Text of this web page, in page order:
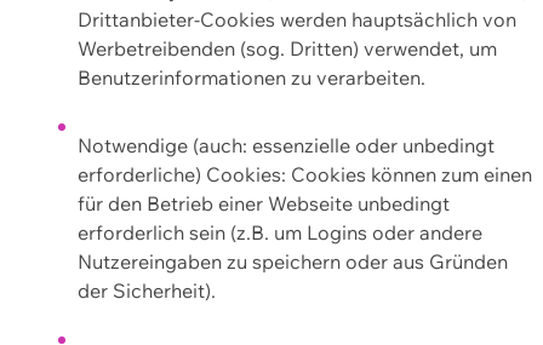
Drittanbieter-Cookies werden hauptsächlich von
Werbetreibenden (sog. Dritten) verwendet, um
Benutzerinformationen zu verarbeiten.
Notwendige (auch: essenzielle oder unbedingt
erforderliche) Cookies: Cookies können zum einen
für den Betrieb einer Webseite unbedingt
erforderlich sein (z.B. um Logins oder andere
Nutzereingaben zu speichern oder aus Gründen
der Sicherheit).